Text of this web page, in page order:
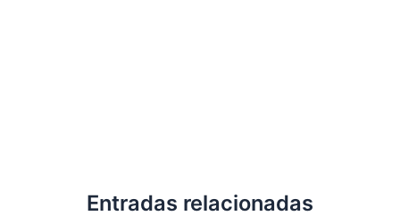
Entradas relacionadas